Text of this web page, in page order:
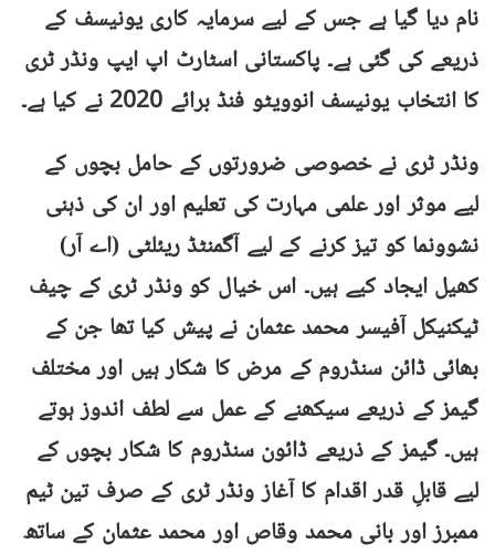
نام دیا گیا ہے جس کے لیے سرمایہ کاری یونیسف کے
ذریعے کی گئی ہے۔ پاکستانی اسٹارٹ اپ ایپ ونڈر ٹری
کا انتخاب یونیسف انوویٹو فنڈ برائے 2020 نے کیا ہے۔
ونڈر ٹری نے خصوصی ضرورتوں کے حامل بچوں کے
لیے موثر اور علمی مہارت کی تعلیم اور ان کی ذہنی
نشوونما کو تیز کرنے کے لیے آگمنٹڈ ریئلٹی (اے آر)
کھیل ایجاد کیے ہیں۔ اس خیال کو ونڈر ٹری کے چیف
ٹیکنیکل آفیسر محمد عثمان نے پیش کیا تھا جن کے
بھائی ڈائن سنڈروم کے مرض کا شکار ہیں اور مختلف
گیمز کے ذریعے سیکھنے کے عمل سے لطف اندوز ہوتے
ہیں۔ گیمز کے ذریعے ڈائون سنڈروم کا شکار بچوں کے
لیے قابلِ قدر اقدام کا آغاز ونڈر ٹری کے صرف تین ٹیم
ممبرز اور بانی محمد وقاص اور محمد عثمان کے ساتھ